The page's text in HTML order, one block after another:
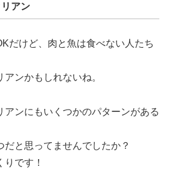
アン
だけど、肉と魚は食べない人たち
ンかもしれないね。
アンにもいくつかのパターンがある
と思ってませんでしたか？
です！